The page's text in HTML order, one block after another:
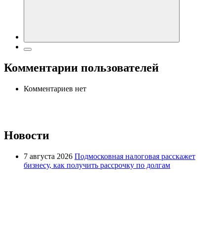
Комментарии пользователей
Комментариев нет
Новости
7 августа 2026 Подмосковная налоговая расскажет
бизнесу, как получить рассрочку по долгам